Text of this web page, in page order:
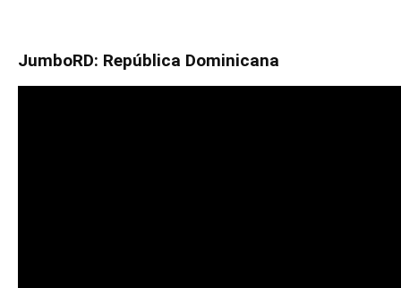
JumboRD: República Dominicana